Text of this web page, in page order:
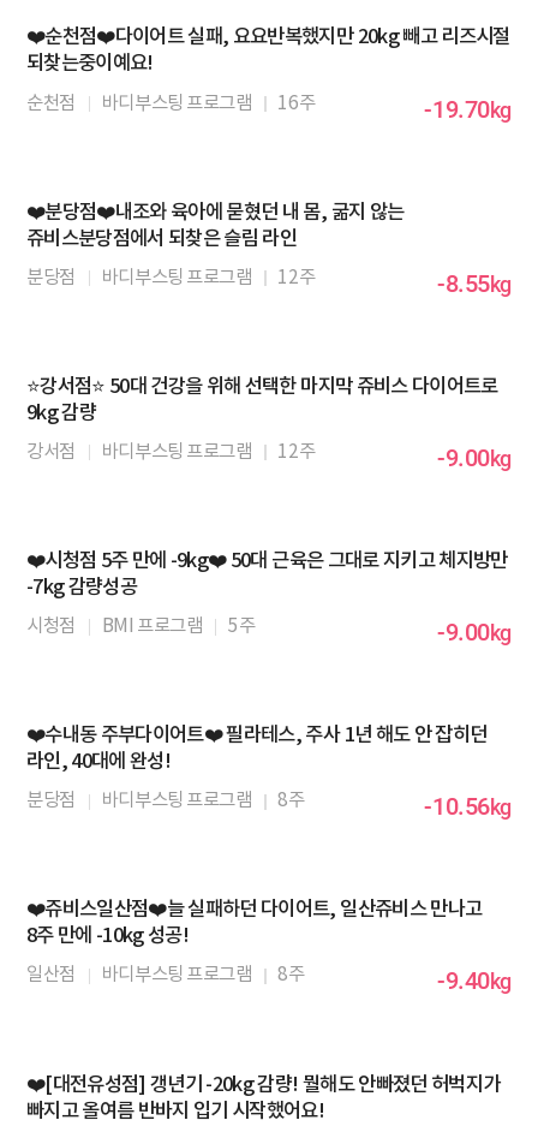
❤️순천점❤️다이어트 실패, 요요반복했지만 20kg 빼고 리즈시절
되찾는중이예요!
순천점 바디부스팅 프로그램 16주 -19.70kg
❤️분당점❤️내조와 육아에 묻혔던 내 몸, 굶지 않는
쥬비스분당점에서 되찾은 슬림 라인
분당점 바디부스팅 프로그램 12주 -8.55kg
⭐강서점⭐ 50대 건강을 위해 선택한 마지막 쥬비스 다이어트로
9kg 감량
강서점 바디부스팅 프로그램 12주 -9.00kg
❤️시청점 5주 만에 -9kg❤️ 50대 근육은 그대로 지키고 체지방만
-7kg 감량성공
시청점 BMI 프로그램 5주 -9.00kg
❤️수내동 주부다이어트❤️ 필라테스, 주사 1년 해도 안 잡히던
라인, 40대에 완성!
분당점 바디부스팅 프로그램 8주 -10.56kg
❤️쥬비스일산점❤️늘 실패하던 다이어트, 일산쥬비스 만나고
8주 만에 -10kg 성공!
일산점 바디부스팅 프로그램 8주 -9.40kg
❤️[대전유성점] 갱년기 -20kg 감량! 뭘해도 안빠졌던 허벅지가
빠지고 올여름 반바지 입기 시작했어요!